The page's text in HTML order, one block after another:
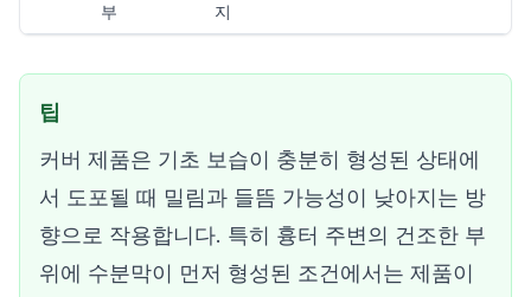
부
지
팁
커버 제품은 기초 보습이 충분히 형성된 상태에
서 도포될 때 밀림과 들뜸 가능성이 낮아지는 방
향으로 작용합니다. 특히 흉터 주변의 건조한 부
위에 수분막이 먼저 형성된 조건에서는 제품이